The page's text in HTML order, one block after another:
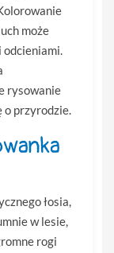
może
rysowanie
o przyrodzie.
łosia,
w lesie,
rogi